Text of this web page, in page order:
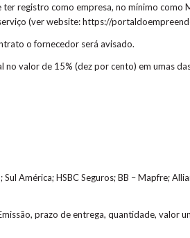
registro como empresa, no mínimo
(ver website: https://
o fornecedor será avisado.
valor de 15% (dez por cento) em umas
América; HSBC Seguros; BB – Mapfre;
prazo de entrega, quantidade, valor